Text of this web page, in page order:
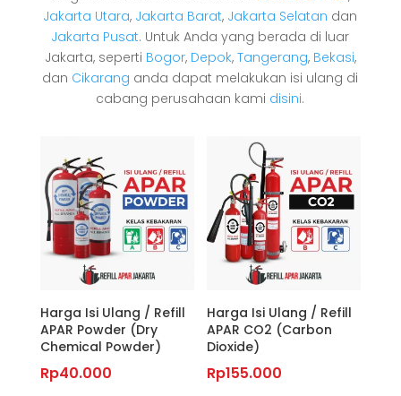
Jakarta Utara, Jakarta Barat, Jakarta Selatan dan
Jakarta Pusat. Untuk Anda yang berada di luar
Jakarta, seperti Bogor, Depok, Tangerang, Bekasi,
dan Cikarang anda dapat melakukan isi ulang di
cabang perusahaan kami disini.
Harga Isi Ulang / Refill
APAR Powder (Dry
Chemical Powder)
Rp40.000
Harga Isi Ulang / Refill
APAR CO2 (Carbon
Dioxide)
Rp155.000